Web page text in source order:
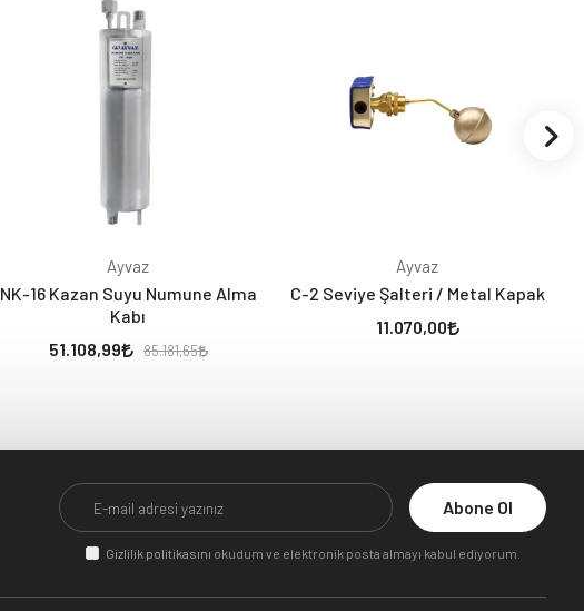
Ayvaz
NK-16 Kazan Suyu Numune Alma
Kabı
51.108,99
85.181,65
Ayvaz
C-2 Seviye Şalteri / Metal Kapak
11.070,00
Abone Ol
Gizlilik politikasını okudum ve elektronik posta almayı kabul ediyorum.